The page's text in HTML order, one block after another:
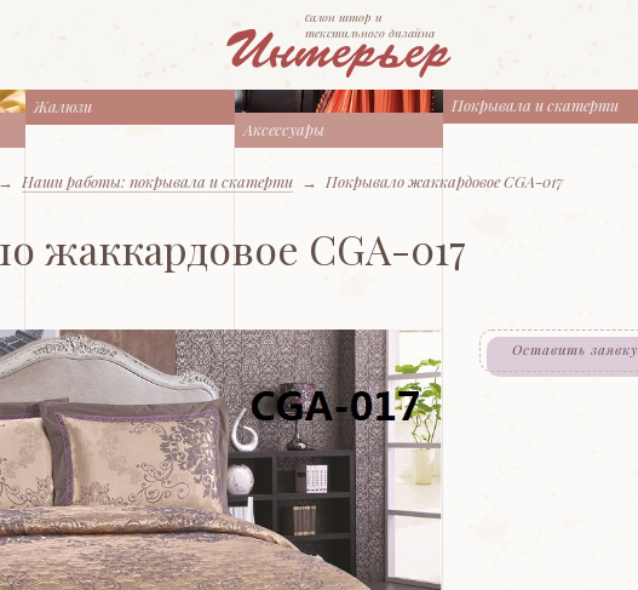
cалон штор и
текстильного дизайна
Жалюзи
Аксессуары
Покрывала и скатерти
→ Наши работы: покрывала и скатерти → Покрывало жаккардовое CGA-017
жаккардовое CGA-017
Оставить заявку